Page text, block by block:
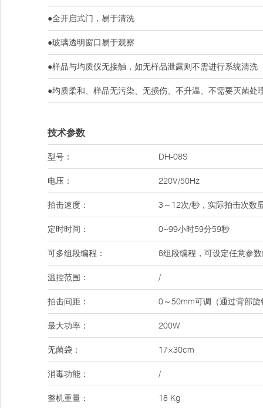
●全开启式门，易于清洗
●玻璃透明窗口易于观察
●样品与均质仪无接触，如无样品泄露则不需进行系统清洗
●均质柔和、样品无污染、无损伤、不升温、不需要灭菌处
技术参数
型号： DH-08S
电压： 220V/50Hz
拍击速度： 3～12次/秒，实际拍击次数
定时时间： 0~99小时59分59秒
可多组段编程： 8组段编程，可设定任意参
温控范围： /
拍击间距： 0～50mm可调（通过背部旋
最大功率： 200W
无菌袋： 17×30cm
消毒功能： /
整机重量： 18 Kg